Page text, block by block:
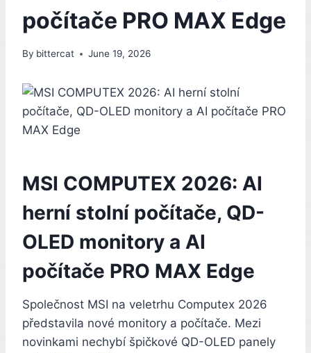
počítače PRO MAX Edge
By bittercat June 19, 2026
MSI COMPUTEX 2026: AI
herní stolní počítače, QD-
OLED monitory a AI
počítače PRO MAX Edge
Společnost MSI na veletrhu Computex 2026
představila nové monitory a počítače. Mezi
novinkami nechybí špičkové QD-OLED panely